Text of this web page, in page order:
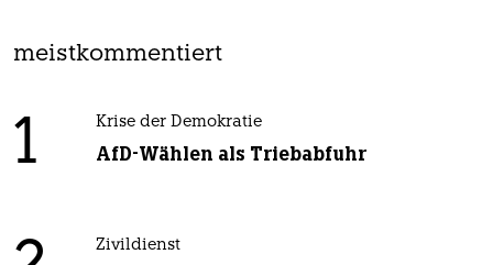
meistkommentiert
1 Krise der Demokratie
AfD-Wählen als Triebabfuhr
Zivildienst